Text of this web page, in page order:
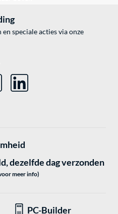
speciale acties via onze
dezelfde dag verzonden
meer info)
PC-Builder